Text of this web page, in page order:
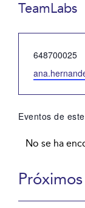
TeamLabs
Teléfono
648700025
Email
Eventos de
Aviso
No se ha
Próximos